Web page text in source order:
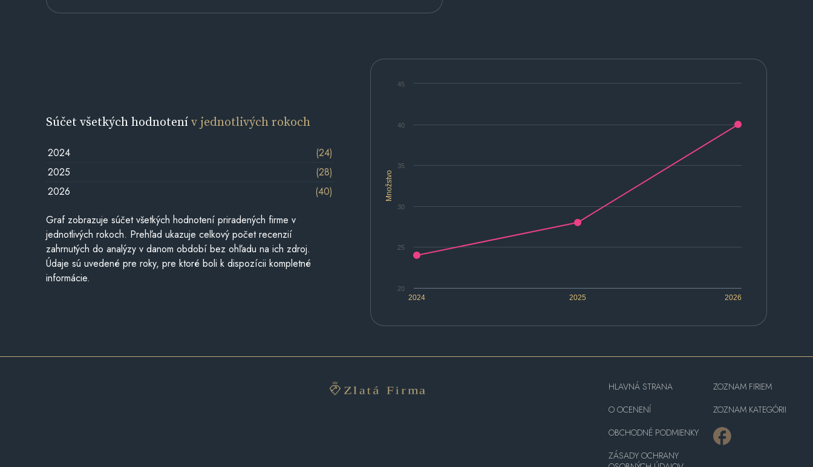
Množstvo
2024 2025 2026
20
25
30
35
40
45
Súčet všetkých hodnotenív jednotlivých rokoch
2024
(24)
2025
(28)
2026
(40)
Graf zobrazuje súčet všetkých hodnotení priradených firme v
jednotlivých rokoch. Prehľad ukazuje celkový počet recenzií
zahrnutých do analýzy v danom období bez ohľadu na ich zdroj.
Údaje sú uvedené pre roky, pre ktoré boli k dispozícii kompletné
informácie.
HLAVNÁ STRANA
O OCENENÍ
OBCHODNÉ PODMIENKY
ZÁSADY OCHRANY
ZOZNAM FIRIEM
ZOZNAM KATEGÓRII